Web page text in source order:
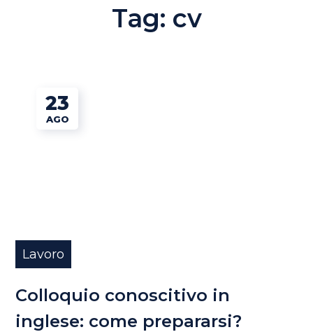
Tag: cv
23
AGO
Lavoro
Colloquio conoscitivo in
inglese: come prepararsi?